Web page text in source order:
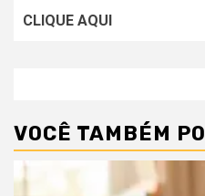
CLIQUE AQUI
VOCÊ TAMBÉM